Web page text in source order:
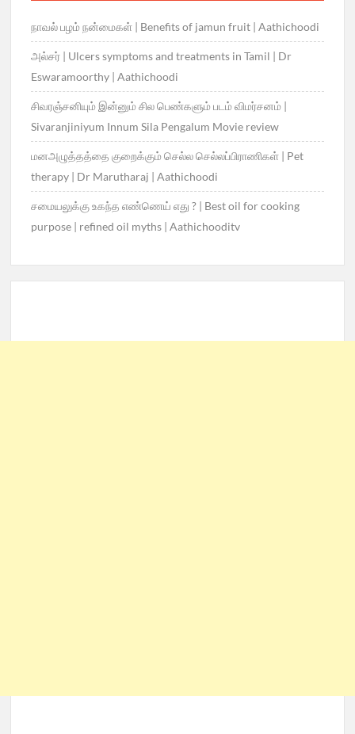
நாவல் பழம் நன்மைகள் | Benefits of jamun fruit | Aathichoodi
அல்சர் | Ulcers symptoms and treatments in Tamil | Dr
Eswaramoorthy | Aathichoodi
சிவரஞ்சனியும் இன்னும் சில பெண்களும் படம் விமர்சனம் |
Sivaranjiniyum Innum Sila Pengalum Movie review
மனஅழுத்தத்தை குறைக்கும் செல்ல செல்லப்பிராணிகள் | Pet
therapy | Dr Marutharaj | Aathichoodi
சமையலுக்கு உகந்த எண்ணெய் எது ? | Best oil for cooking
purpose | refined oil myths | Aathichooditv